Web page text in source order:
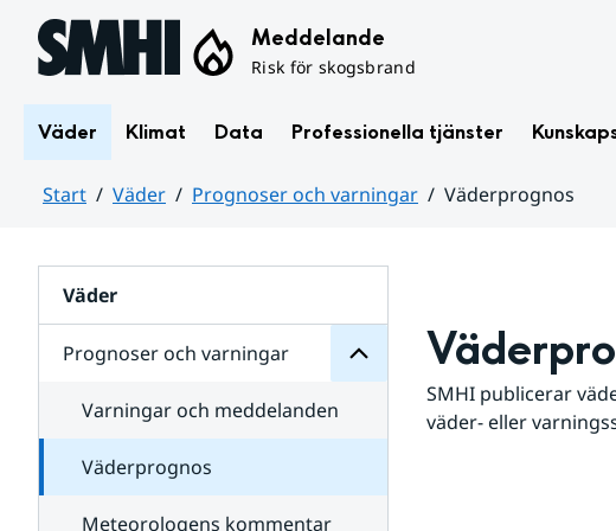
Hoppa till sidans innehåll Meddelande
Risk för skogsbrand
Väder Klimat Data Professionella tjänster
Start Väder Prognoser och varningar
Väderprognos
Väder
Prognoser och varningar
för
varningar
Varningar och meddelanden
Väderprognos
Meteorologens kommentar
SMHI publicerar
väder- eller